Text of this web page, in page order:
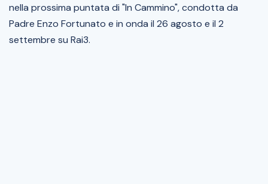
nella prossima puntata di "In Cammino", condotta da
Padre Enzo Fortunato e in onda il 26 agosto e il 2
settembre su Rai3.